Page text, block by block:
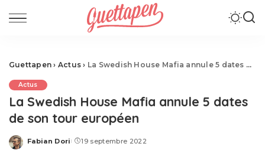
Guettapen › Actus › La Swedish House Mafia annule 5 dates de son tour européen
Actus
La Swedish House Mafia annule 5 dates
de son tour européen
Posted
Fabian Dori 19 septembre 2022